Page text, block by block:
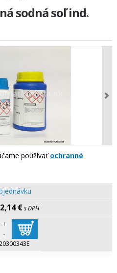
sodná soľ ind.
používaťochranné
€ s DPH
+
-